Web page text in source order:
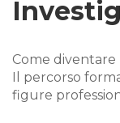
Come
Il percorso
figure